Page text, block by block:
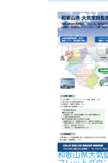
和歌山県大気